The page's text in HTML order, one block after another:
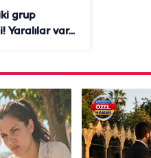
grup
Yaralılar var...